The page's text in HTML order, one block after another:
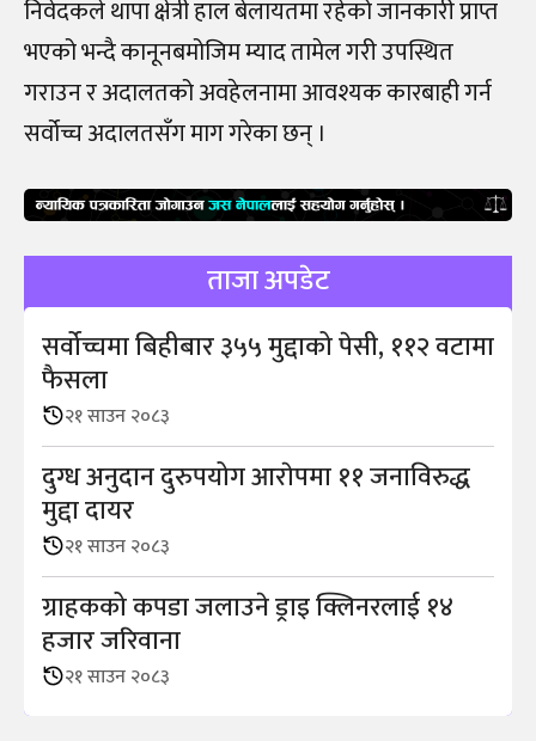
निवेदकले थापा क्षेत्री हाल बेलायतमा रहेको जानकारी प्राप्त
भएको भन्दै कानूनबमोजिम म्याद तामेल गरी उपस्थित
गराउन र अदालतको अवहेलनामा आवश्यक कारबाही गर्न
सर्वोच्च अदालतसँग माग गरेका छन् ।
ताजा अपडेट
सर्वोच्चमा बिहीबार ३५५ मुद्दाको पेसी, ११२ वटामा
फैसला
२१ साउन २०८३
दुग्ध अनुदान दुरुपयोग आराेपमा ११ जनाविरुद्ध
मुद्दा दायर
२१ साउन २०८३
ग्राहकको कपडा जलाउने ड्राइ क्लिनरलाई १४
हजार जरिवाना
२१ साउन २०८३